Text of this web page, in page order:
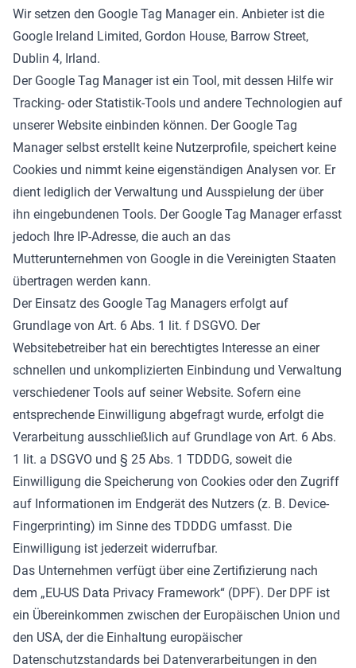
Wir setzen den Google Tag Manager ein. Anbieter ist die
Google Ireland Limited, Gordon House, Barrow Street,
Dublin 4, Irland.
Der Google Tag Manager ist ein Tool, mit dessen Hilfe wir
Tracking- oder Statistik-Tools und andere Technologien auf
unserer Website einbinden können. Der Google Tag
Manager selbst erstellt keine Nutzerprofile, speichert keine
Cookies und nimmt keine eigenständigen Analysen vor. Er
dient lediglich der Verwaltung und Ausspielung der über
ihn eingebundenen Tools. Der Google Tag Manager erfasst
jedoch Ihre IP-Adresse, die auch an das
Mutterunternehmen von Google in die Vereinigten Staaten
übertragen werden kann.
Der Einsatz des Google Tag Managers erfolgt auf
Grundlage von Art. 6 Abs. 1 lit. f DSGVO. Der
Websitebetreiber hat ein berechtigtes Interesse an einer
schnellen und unkomplizierten Einbindung und Verwaltung
verschiedener Tools auf seiner Website. Sofern eine
entsprechende Einwilligung abgefragt wurde, erfolgt die
Verarbeitung ausschließlich auf Grundlage von Art. 6 Abs.
1 lit. a DSGVO und § 25 Abs. 1 TDDDG, soweit die
Einwilligung die Speicherung von Cookies oder den Zugriff
auf Informationen im Endgerät des Nutzers (z. B. Device-
Fingerprinting) im Sinne des TDDDG umfasst. Die
Einwilligung ist jederzeit widerrufbar.
Das Unternehmen verfügt über eine Zertifizierung nach
dem „EU-US Data Privacy Framework“ (DPF). Der DPF ist
ein Übereinkommen zwischen der Europäischen Union und
den USA, der die Einhaltung europäischer
Datenschutzstandards bei Datenverarbeitungen in den